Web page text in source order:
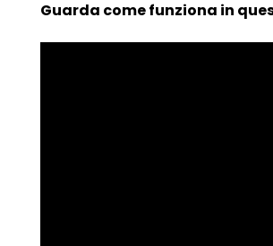
Guarda come funziona in